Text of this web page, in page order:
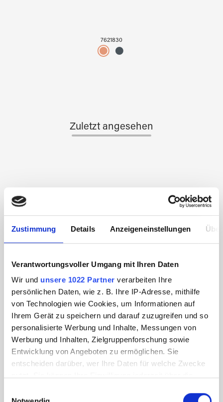
Zustimmung Details Anzeigeneinstellungen
Verantwortungsvoller Umgang mit Ihren Daten
Wir und unsere 1022 Partner verarbeiten Ihre
persönlichen Daten, wie z. B. Ihre IP-Adresse, mithilfe
von Technologien wie Cookies, um Informationen auf
Ihrem Gerät zu speichern und darauf zuzugreifen und so
personalisierte Werbung und Inhalte, Messungen von
Werbung und Inhalten, Zielgruppenforschung sowie
Entwicklung von Angeboten zu ermöglichen. Sie
entscheiden darüber, wer Ihre Daten für welche Zwecke
Trigger Symbol ändern oder widerrufen
7621830
Zuletzt angesehen
YOUGHIOGHENY 1574 SP